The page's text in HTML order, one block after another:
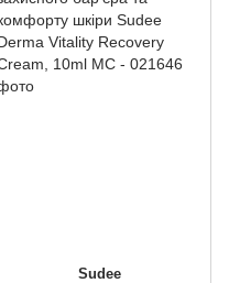
Sudee